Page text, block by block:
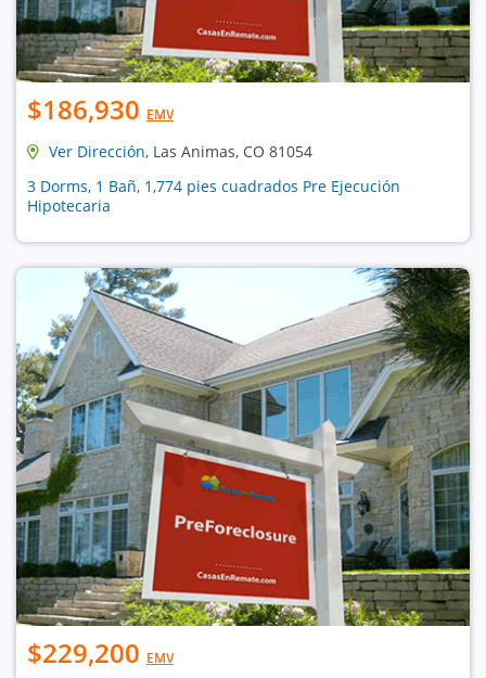
$186,930 EMV
Ver Dirección, Las Animas, CO 81054
3 Dorms, 1 Bañ, 1,774 pies cuadrados Pre Ejecución
Hipotecaria
$229,200 EMV